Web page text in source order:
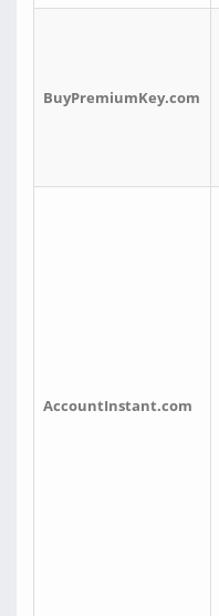
BuyPremiumKey.com
AccountInstant.com